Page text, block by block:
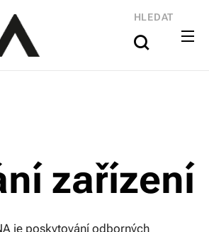
HLEDAT
zařízení
je poskytování odborných